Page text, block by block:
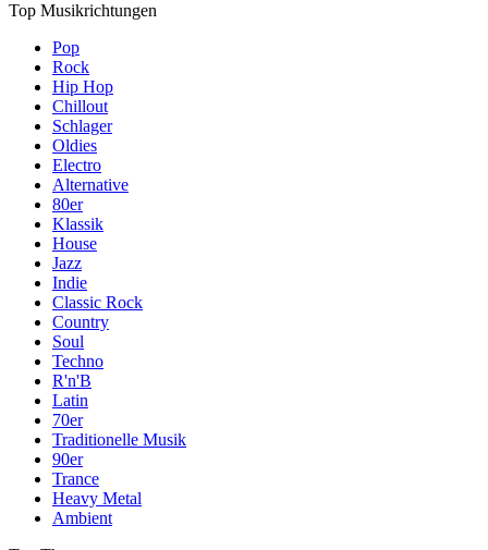
Top Musikrichtungen
Pop
Rock
Hip Hop
Chillout
Schlager
Oldies
Electro
Alternative
80er
Klassik
House
Jazz
Indie
Classic Rock
Country
Soul
Techno
R'n'B
Latin
70er
Traditionelle Musik
90er
Trance
Heavy Metal
Ambient